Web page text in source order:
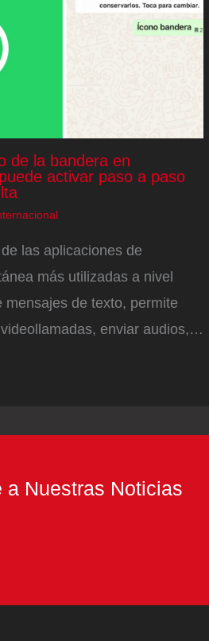
de la bandera en
activar paso a paso
las aplicaciones de
más utilizadas a nivel
mensajes de texto, permite
enviar audios,…
a Nuestras Noticias